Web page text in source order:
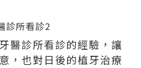
醫診所看診的經驗，讓
，也對日後的植牙治療